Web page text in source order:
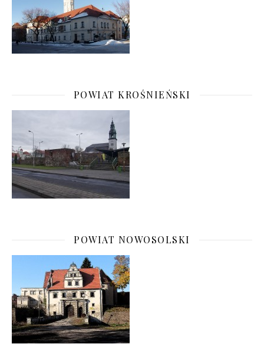
POWIAT KROŚNIEŃSKI
POWIAT NOWOSOLSKI